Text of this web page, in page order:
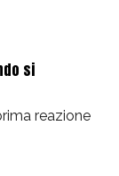
si
reazione